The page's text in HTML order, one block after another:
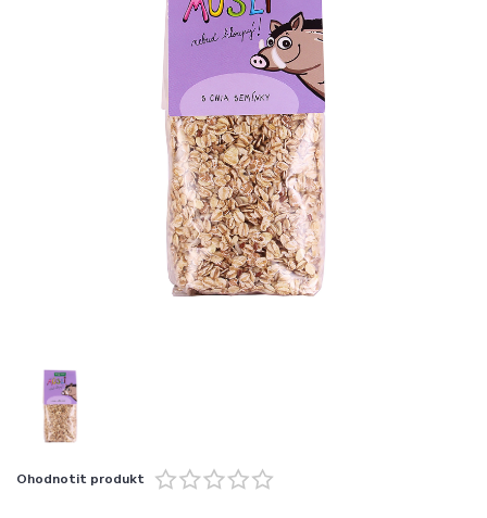
Ohodnotit produkt